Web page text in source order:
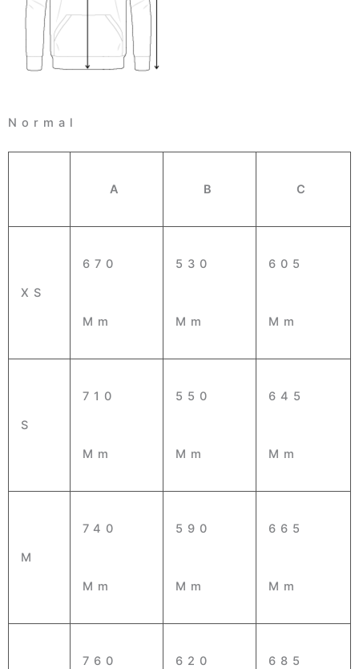
Normal
A B C
XS
670
Mm
530
Mm
605
Mm
S
710
Mm
550
Mm
645
Mm
M
740
Mm
590
Mm
665
Mm
760 620 685